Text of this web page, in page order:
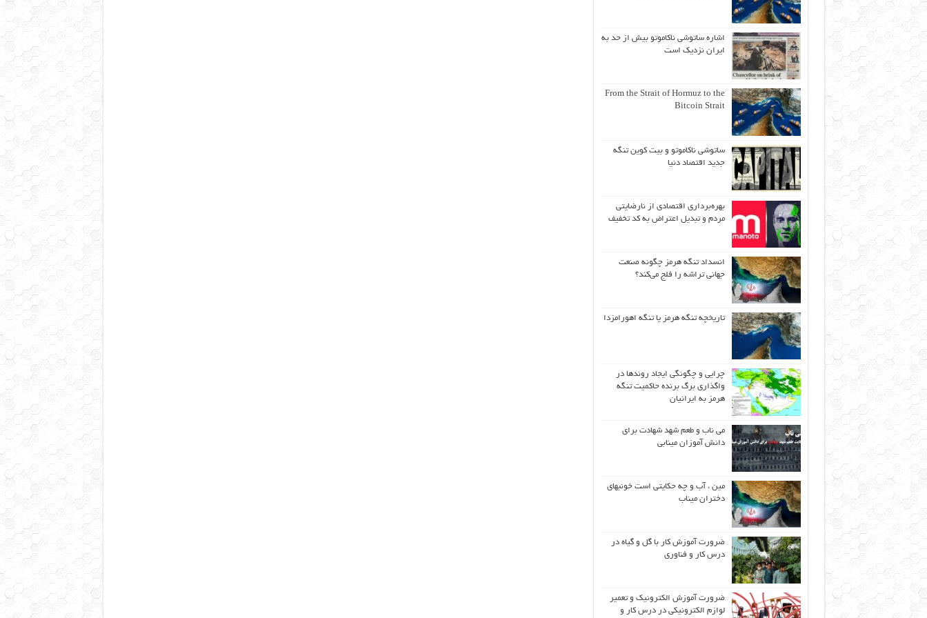
اشاره ساتوشی ناکاموتو بیش از حد به
ایران نزدیک است
From the Strait of Hormuz to the
Bitcoin Strait
ساتوشی ناکاموتو و بیت کوین تنگه
جدید اقتصاد دنیا
بهره‌برداری اقتصادی از نارضایتی
مردم و تبدیل اعتراض به کد تخفیف
انسداد تنگه هرمز چگونه صنعت
جهانی تراشه را فلج می‌کند؟
تاریخچه تنگه هرمز یا تنگه اهورامزدا
چرایی و چگونگی ایجاد روندها در
واگذاری برگ برنده حاکمیت تنگه
هرمز به ایرانیان
می ناب و طعم شهد شهادت برای
دانش آموزان مینابی
مین ، آب و چه حکایتی است خونبهای
دختران میناب
ضرورت آموزش کار با گل و گیاه در
درس کار و فناوری
ضرورت آموزش الکترونیک و تعمیر
لوازم الکترونیکی در درس کار و